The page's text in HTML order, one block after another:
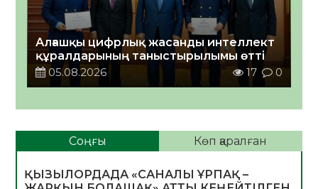
Алғашқы цифрлық жасанды интеллект
құралдарының таныстырылымы өтті
05.08.2026
17 0
Соңғы Көп қаралған
ҚЫЗЫЛОРДАДА «САНАЛЫ ҰРПАҚ –